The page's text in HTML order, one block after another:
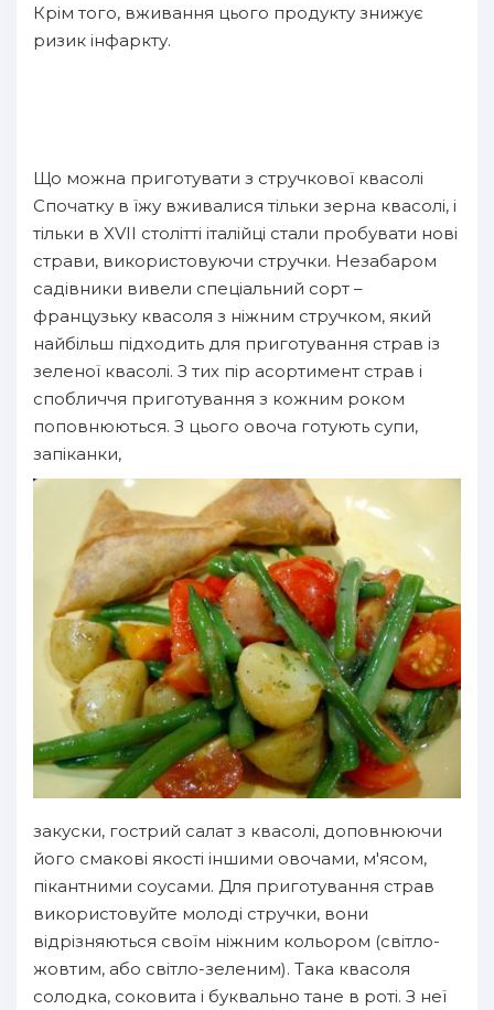
Крім того, вживання цього продукту знижує
ризик інфаркту.
Що можна приготувати з стручкової квасолі
Спочатку в їжу вживалися тільки зерна квасолі, і
тільки в XVII столітті італійці стали пробувати нові
страви, використовуючи стручки. Незабаром
садівники вивели спеціальний сорт –
французьку квасоля з ніжним стручком, який
найбільш підходить для приготування страв із
зеленої квасолі. З тих пір асортимент страв і
спобличчя приготування з кожним роком
поповнюються. З цього овоча готують супи,
запіканки,
закуски, гострий салат з квасолі, доповнюючи
його смакові якості іншими овочами, м'ясом,
пікантними соусами. Для приготування страв
використовуйте молоді стручки, вони
відрізняються своїм ніжним кольором (світло-
жовтим, або світло-зеленим). Така квасоля
солодка, соковита і буквально тане в роті. З неї